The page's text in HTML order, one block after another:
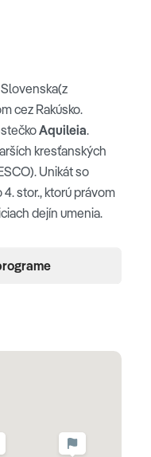
cez Rakúsko.
Aquileia.
kresťanských
Unikát so
stor., ktorú právom
dejín umenia.
vode, do Benátok